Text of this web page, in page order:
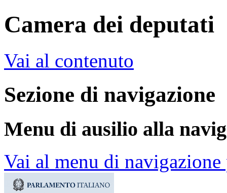
Camera dei deputati
Vai al contenuto
Sezione di navigazione
Menu di ausilio alla
Vai al menu di